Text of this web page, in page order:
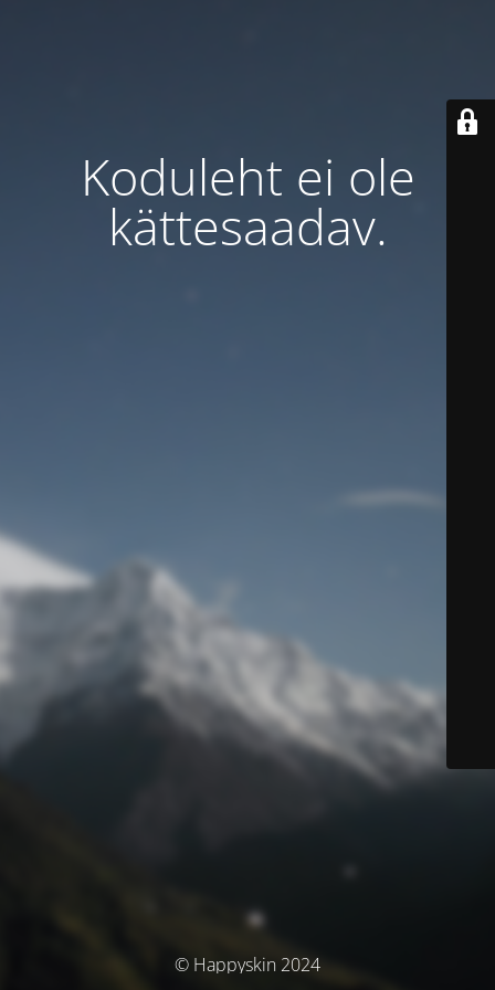
Koduleht ei ole
kättesaadav.
© Happyskin 2024